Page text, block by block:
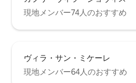
現地メンバー74人のおすすめ
ヴィラ・サン・ミケーレ
現地メンバー64人のおすすめ